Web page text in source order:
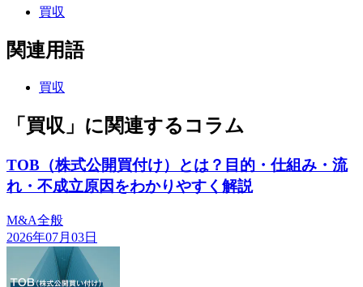
買収
関連用語
買収
「買収」に関連するコラム
TOB（株式公開買付け）とは？目的・仕組み・流
れ・不成立原因をわかりやすく解説
M&A全般
2026年07月03日